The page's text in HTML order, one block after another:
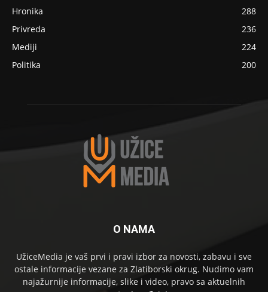
Hronika
288
Privreda
236
Mediji
224
Politika
200
O NAMA
UžiceMedia je vaš prvi i pravi izbor za novosti, zabavu i sve
ostale informacije vezane za Zlatiborski okrug. Nudimo vam
najažurnije informacije, slike i video, pravo sa aktuelnih